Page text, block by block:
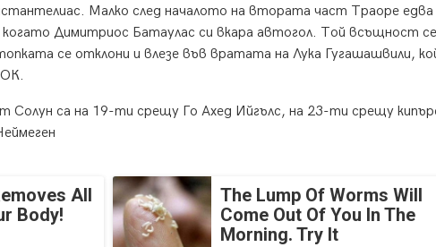
Малко след началото на втората част Траоре едва
Димитриос Батаулас си вкара автогол. Той всъщност се
се отклони и влезе във вратата на Лука Гугашашвили,
са на 19-ти срещу Го Ахед Ийгълс, на 23-ти срещу
All
Body!
The Lump Of Worms Will
Come Out Of You In The
Morning. Try It